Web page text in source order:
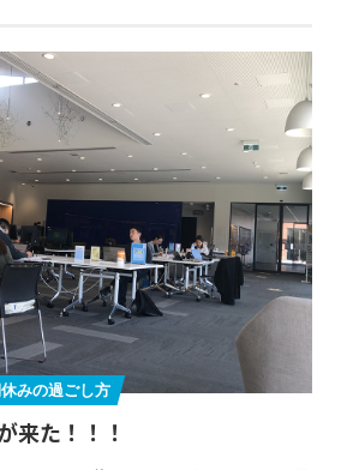
みの過ごし方
来た！！！